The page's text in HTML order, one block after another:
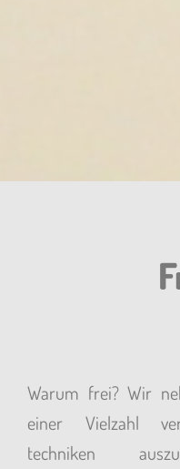
Warum frei? Wir
einer Vielzahl
techniken